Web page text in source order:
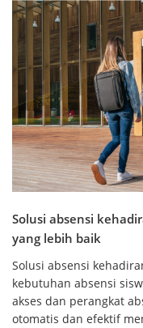
Solusi absensi
yang lebih baik
Solusi absensi
kebutuhan absensi
akses dan perangkat
otomatis dan efektif